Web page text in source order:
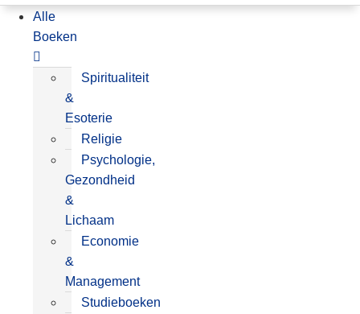
Alle
Boeken
Spiritualiteit
&
Esoterie
Religie
Psychologie,
Gezondheid
&
Lichaam
Economie
&
Management
Studieboeken